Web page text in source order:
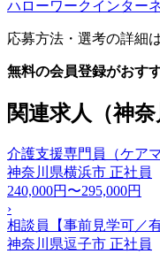
ハローワークインター
応募方法・選考の詳細
無料の会員登録がおす
関連求人（神
介護支援専門員（ケア
神奈川県横浜市 正社員
240,000円〜295,000円
›
相談員【事前見学可／
神奈川県逗子市 正社員